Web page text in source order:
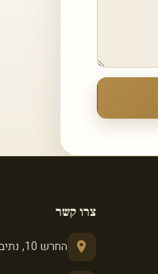
צרו קשר
החרש 10, נתיבות